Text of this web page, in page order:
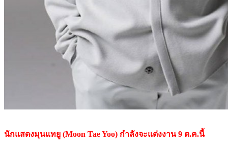
นักแสดงมุนแทยู (Moon Tae Yoo) กำลังจะแต่งงาน 9 ต.ค.นี้